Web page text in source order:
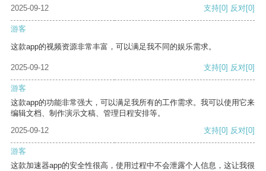
2025-09-12
支持[0] 反对[0]
游客
这款app的视频资源非常丰富，可以满足我不同的娱乐需求。
2025-09-12 支持[0] 反对[0]
游客
这款app的功能非常强大，可以满足我所有的工作需求。我可以使用它来
编辑文档、制作演示文稿、管理日程安排等。
2025-09-12
支持[0] 反对[0]
游客
这款加速器app的安全性很高，使用过程中不会泄露个人信息，这让我很